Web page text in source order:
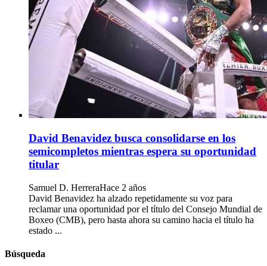
David Benavidez busca consolidarse en los
semicompletos mientras espera su oportunidad
titular
Samuel D. HerreraHace 2 años
David Benavidez ha alzado repetidamente su voz para
reclamar una oportunidad por el título del Consejo Mundial de
Boxeo (CMB), pero hasta ahora su camino hacia el título ha
estado ...
Búsqueda